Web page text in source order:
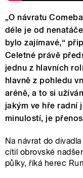
„O návratu
déle je od
bylo zajímavé,“
Celetné právě
jednu z hlavních
hlavně z pohledu
aréně, a to si
jakým ve hře radní
minulostí, je
Na návrat do
cítil obrovské
půlky, říká herec